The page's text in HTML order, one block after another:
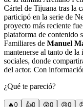
Cártel de Tijuana tras la
participó en la serie de
proyecto más reciente
plataforma de contenido
Familiares de Manuel
mantenerse al tanto de
sociales, donde
del actor. Con
¿Qué te pareció?
🔥0 👍0 😲0 😢0